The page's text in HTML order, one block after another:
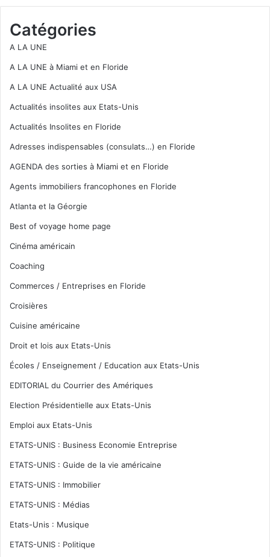
Catégories
A LA UNE
A LA UNE à Miami et en Floride
A LA UNE Actualité aux USA
Actualités insolites aux Etats-Unis
Actualités Insolites en Floride
Adresses indispensables (consulats…) en Floride
AGENDA des sorties à Miami et en Floride
Agents immobiliers francophones en Floride
Atlanta et la Géorgie
Best of voyage home page
Cinéma américain
Coaching
Commerces / Entreprises en Floride
Croisières
Cuisine américaine
Droit et lois aux Etats-Unis
Écoles / Enseignement / Education aux Etats-Unis
EDITORIAL du Courrier des Amériques
Election Présidentielle aux Etats-Unis
Emploi aux Etats-Unis
ETATS-UNIS : Business Economie Entreprise
ETATS-UNIS : Guide de la vie américaine
ETATS-UNIS : Immobilier
ETATS-UNIS : Médias
Etats-Unis : Musique
ETATS-UNIS : Politique